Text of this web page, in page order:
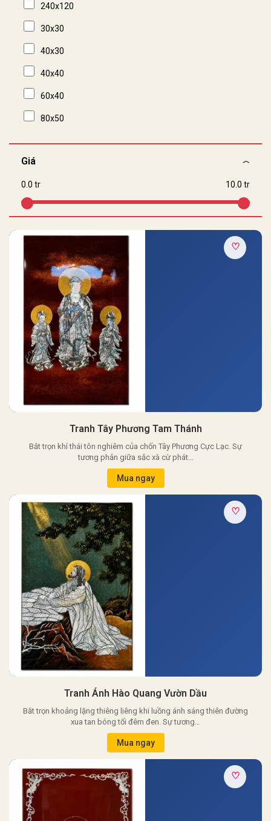
240x120
30x30
40x30
40x40
60x40
80x50
Giá
0.0 tr 10.0 tr
♡
Tranh Tây Phương Tam Thánh
Bắt trọn khí thái tôn nghiêm của chốn Tây Phương Cực Lạc. Sự
tương phản giữa sắc xà cừ phát…
Mua ngay
♡
Tranh Ánh Hào Quang Vườn Dầu
Bắt trọn khoảng lặng thiêng liêng khi luồng ánh sáng thiên đường
xua tan bóng tối đêm đen. Sự tương…
Mua ngay
♡